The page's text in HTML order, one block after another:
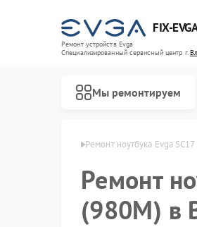
FIX-EVGA
Ремонт устройств Evga
Специализированный cервисный центр г.
Мы ремонтируем
Evga в Владимире Ремонт ноутбука Evga
Ремонт
(980M) в